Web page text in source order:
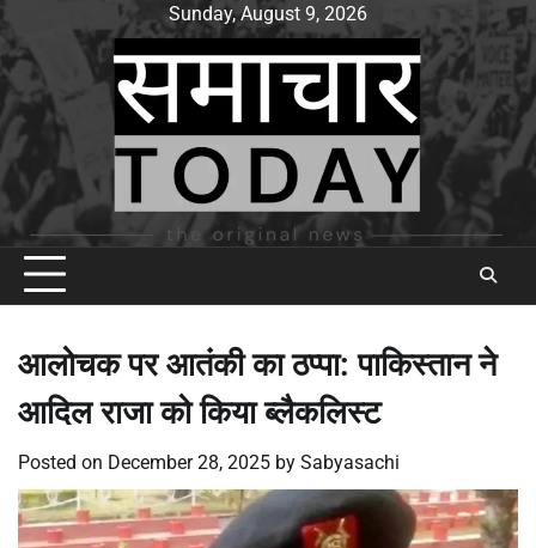
Skip
to
content
Sunday, August 9, 2026
आलोचक पर आतंकी का ठप्पा: पाकिस्तान ने
आदिल राजा को किया ब्लैकलिस्ट
Posted on December 28, 2025 by Sabyasachi